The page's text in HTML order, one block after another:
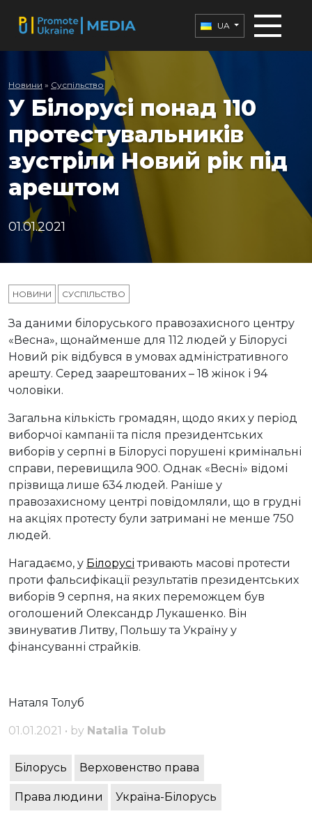
UA
Новини » Суспільство
У Білорусі понад 110
протестувальників
зустріли Новий рік під
арештом
01.01.2021
НОВИНИ СУСПІЛЬСТВО
За даними білоруського правозахисного центру
«Весна», щонайменше для 112 людей у Білорусі
Новий рік відбувся в умовах адміністративного
арешту. Серед заарештованих – 18 жінок і 94
чоловіки.
Загальна кількість громадян, щодо яких у період
виборчої кампанії та після президентських
виборів у серпні в Білорусі порушені кримінальні
справи, перевищила 900. Однак «Весні» відомі
прізвища лише 634 людей. Раніше у
правозахисному центрі повідомляли, що в грудні
на акціях протесту були затримані не менше 750
людей.
Нагадаємо, у Білорусі тривають масові протести
проти фальсифікації результатів президентських
виборів 9 серпня, на яких переможцем був
оголошений Олександр Лукашенко. Він
звинуватив Литву, Польшу та Україну у
фінансуванні страйків.
Наталя Толуб
01.01.2021 • by Natalia Tolub
Білорусь Верховенство права
Права людини Україна-Білорусь